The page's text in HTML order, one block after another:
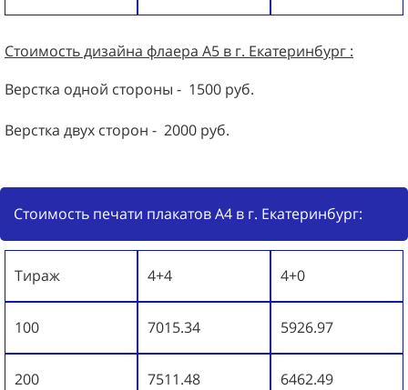
Стоимость дизайна флаера А5 в г. Екатеринбург :
Верстка одной стороны - 1500 руб.
Верстка двух сторон - 2000 руб.
Стоимость печати плакатов А4 в г. Екатеринбург:
Тираж 4+4 4+0
100 7015.34 5926.97
200 7511.48 6462.49